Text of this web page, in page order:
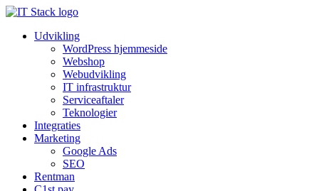
Udvikling
WordPress hjemmeside
Webshop
Webudvikling
IT infrastruktur
Serviceaftaler
Teknologier
Integraties
Marketing
Google Ads
SEO
Rentman